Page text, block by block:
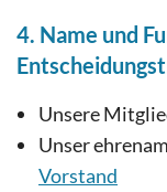
4. Name und
Unsere
Unser
Vorstand